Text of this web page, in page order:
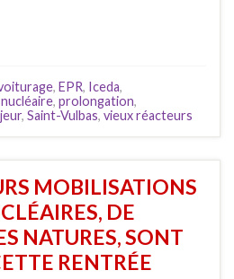
, EPR, Iceda,
nucléaire, prolongation,
, Saint-Vulbas, vieux réacteurs
MOBILISATIONS
DE
NATURES, SONT
RENTRÉE